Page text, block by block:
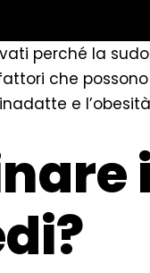
perché la
che
e